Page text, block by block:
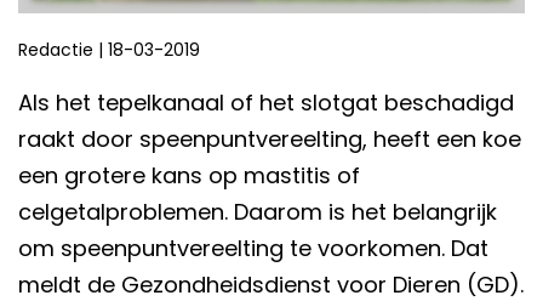
Redactie | 18-03-2019
Als het tepelkanaal of het slotgat beschadigd
raakt door speenpuntvereelting, heeft een koe
een grotere kans op mastitis of
celgetalproblemen. Daarom is het belangrijk
om speenpuntvereelting te voorkomen. Dat
meldt de Gezondheidsdienst voor Dieren (GD).